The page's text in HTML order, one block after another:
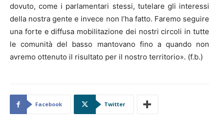
dovuto, come i parlamentari stessi, tutelare gli interessi
della nostra gente e invece non l’ha fatto. Faremo seguire
una forte e diffusa mobilitazione dei nostri circoli in tutte
le comunità del basso mantovano fino a quando non
avremo ottenuto il risultato per il nostro territorio». (f.b.)
Facebook Twitter